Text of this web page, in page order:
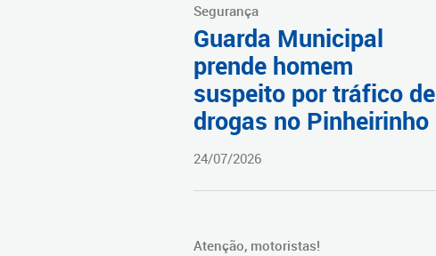
Segurança
Guarda Municipal
prende homem
suspeito por tráfico de
drogas no Pinheirinho
24/07/2026
Atenção, motoristas!